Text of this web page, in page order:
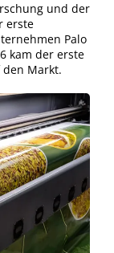
und der
erste
Palo
kam der erste
Markt.